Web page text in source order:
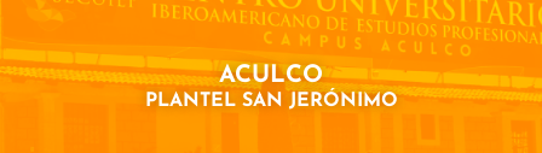
ACULCO
PLANTEL SAN JERÓNIMO